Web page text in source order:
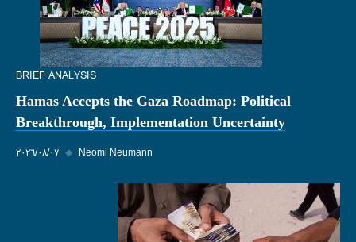
BRIEF ANALYSIS
Hamas Accepts the Gaza Roadmap: Political
Breakthrough, Implementation Uncertainty
٠٧‏/٠٨‏/٢٠٢٦ ◆ Neomi Neumann